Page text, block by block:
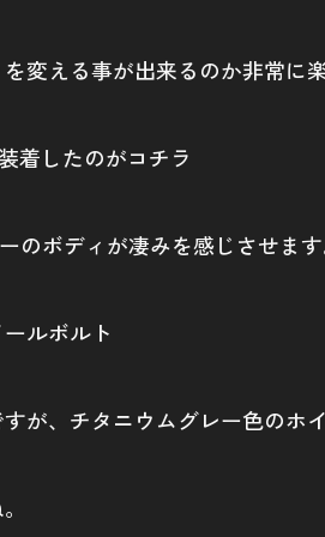
変える事が出来るのか非常に
着したのがコチラ
のボディが凄みを感じさせます
ルボルト
が、チタニウムグレー色のホ